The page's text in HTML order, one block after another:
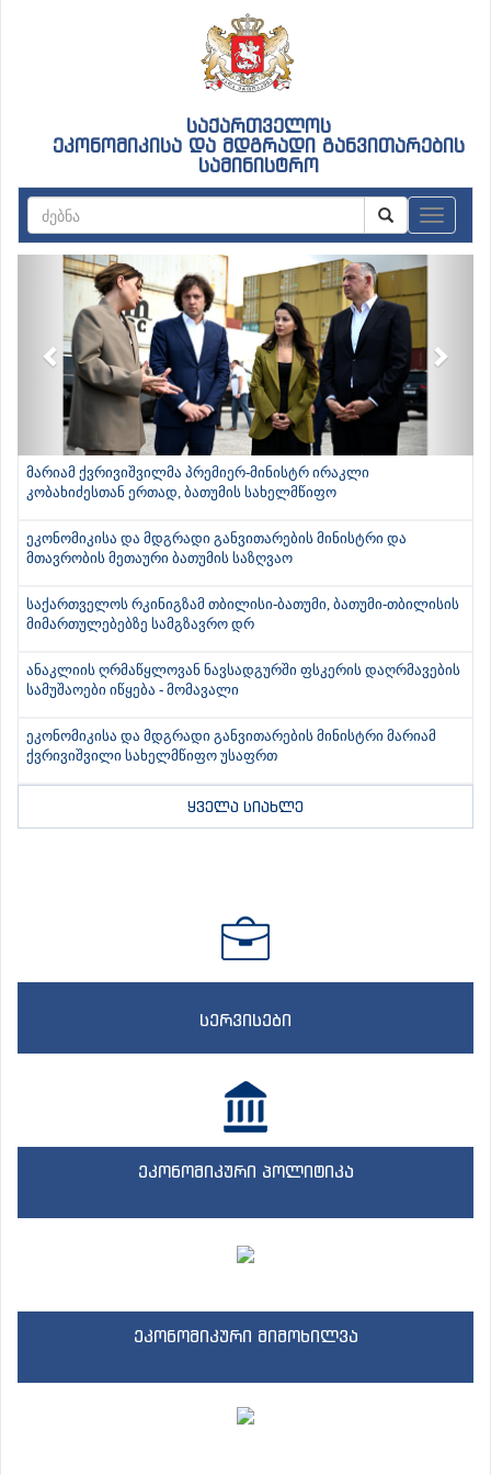
საქართველოს
ეკონომიკისა და მდგრადი განვითარების
სამინისტრო
Previous
მარიამ ქვრივიშვილმა პრემიერ-მინისტრ ირაკლი
კობახიძესთან ერთად, ბათუმის სახელმწიფო
ეკონომიკისა და მდგრადი განვითარების მინისტრი და
მთავრობის მეთაური ბათუმის საზღვაო
საქართველოს რკინიგზამ თბილისი-ბათუმი, ბათუმი-თბილისის
მიმართულებებზე სამგზავრო დრ
ანაკლიის ღრმაწყლოვან ნავსადგურში ფსკერის დაღრმავების
სამუშაოები იწყება - მომავალი
ეკონომიკისა და მდგრადი განვითარების მინისტრი მარიამ
ქვრივიშვილი სახელმწიფო უსაფრთ
ყველა სიახლე
სერვისები
ეკონომიკური პოლიტიკა
ეკონომიკური მიმოხილვა